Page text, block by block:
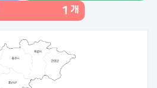
1 개